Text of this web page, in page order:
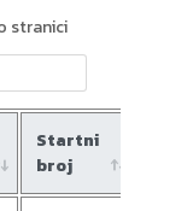
stranici
Startni
broj